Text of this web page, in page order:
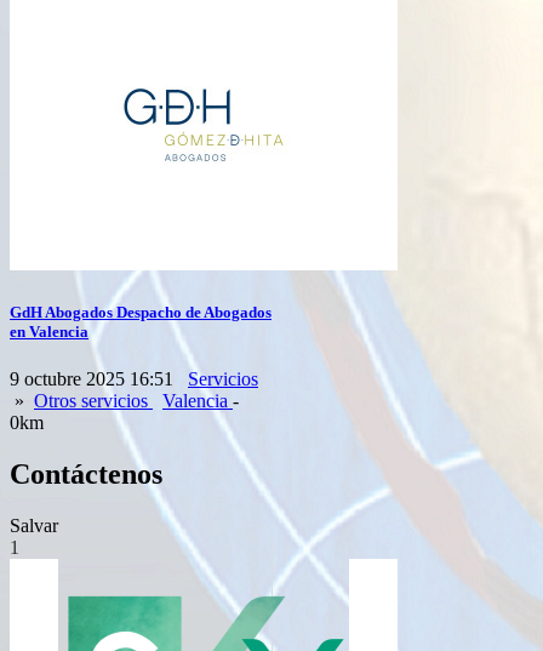
GdH Abogados Despacho de Abogados
en Valencia
9 octubre 2025 16:51
Servicios
» Otros servicios Valencia -
0km
Contáctenos
Salvar
1